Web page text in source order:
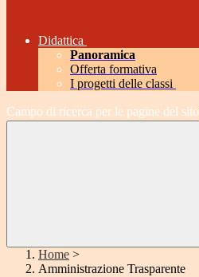
Didattica
Panoramica
Offerta formativa
I progetti delle classi
Campo di ricerca per le pagine del sito
Home >
Amministrazione Trasparente